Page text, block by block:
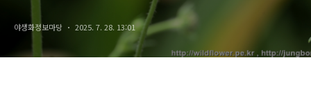
야생화정보마당 2025. 7. 28. 13:01